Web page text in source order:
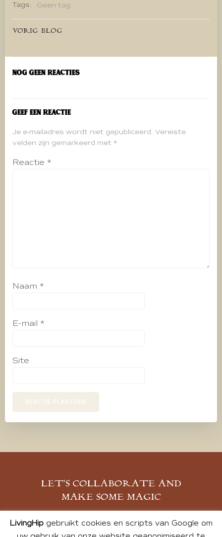
Tags:
Geen tag
Bericht
navigatie
VORIG BLOG
Nog geen reacties
Geef een reactie
Je e-mailadres wordt niet gepubliceerd. Vereiste
velden zijn gemarkeerd met *
Reactie *
Naam *
E-mail *
Site
LET’S COLLABORATE AND
MAKE SOME MAGIC
MELD JE AAN
LivingHipgebruikt cookies en scripts van Google om